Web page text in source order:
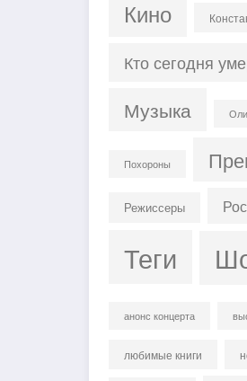
Кино
Кто сегодня
Музыка
Похороны
Режиссеры
Теги
анонс концерта
любимые книги